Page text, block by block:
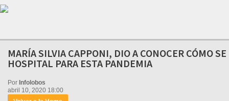
MARÍA SILVIA CAPPONI, DIO A CONOCER CÓMO
HOSPITAL PARA ESTA PANDEMIA
Por Infolobos
abril 10, 2020 18:00